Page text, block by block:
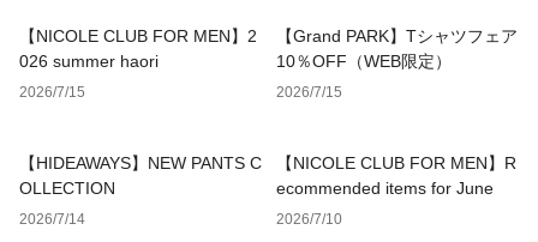
【NICOLE CLUB FOR MEN】2
026 summer haori
2026/7/15
【Grand PARK】Tシャツフェア
10％OFF（WEB限定）
2026/7/15
【HIDEAWAYS】NEW PANTS C
OLLECTION
2026/7/14
【NICOLE CLUB FOR MEN】R
ecommended items for June
2026/7/10